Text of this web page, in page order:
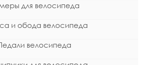
для велосипеда
и обода велосипеда
велосипеда